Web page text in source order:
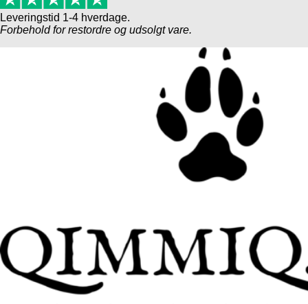
Leveringstid 1-4 hverdage.
Forbehold for restordre og udsolgt vare.